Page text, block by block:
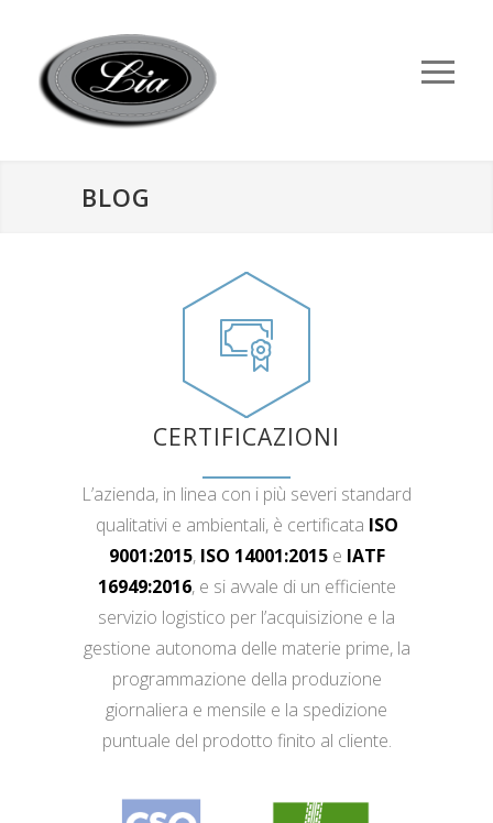
BLOG
CERTIFICAZIONI
L’azienda, in linea con i più severi standard
qualitativi e ambientali, è certificata ISO
9001:2015, ISO 14001:2015e IATF
16949:2016, e si avvale di un efficiente
servizio logistico per l’acquisizione e la
gestione autonoma delle materie prime, la
programmazione della produzione
giornaliera e mensile e la spedizione
puntuale del prodotto finito al cliente.